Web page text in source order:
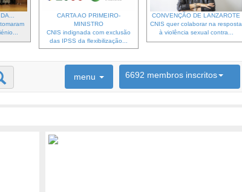
CARTA AO PRIMEIRO-
MINISTRO
CNIS indignada com exclusão
das IPSS da flexibilização...
CONVENÇÃO DE LANZAROTE
CNIS quer colaborar na resposta
à violência sexual contra...
menu 6692 membros inscritos